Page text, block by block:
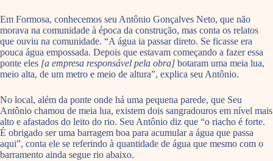
Em Formosa, conhecemos seu Antônio Gonçalves Neto, que não
morava na comunidade à época da construção, mas conta os relatos
que ouviu na comunidade. “A água ia passar direto. Se ficasse era
pouca água empossada. Depois que estavam começando a fazer essa
ponte eles [a empresa responsável pela obra] botaram uma meia lua,
meio alta, de um metro e meio de altura”, explica seu Antônio.
No local, além da ponte onde há uma pequena parede, que Seu
Antônio chamou de meia lua, existem dois sangradouros em nível mais
alto e afastados do leito do rio. Seu Antônio diz que “o riacho é forte.
É obrigado ser uma barragem boa para acumular a água que passa
aqui”, conta ele se referindo à quantidade de água que mesmo com o
barramento ainda segue rio abaixo.